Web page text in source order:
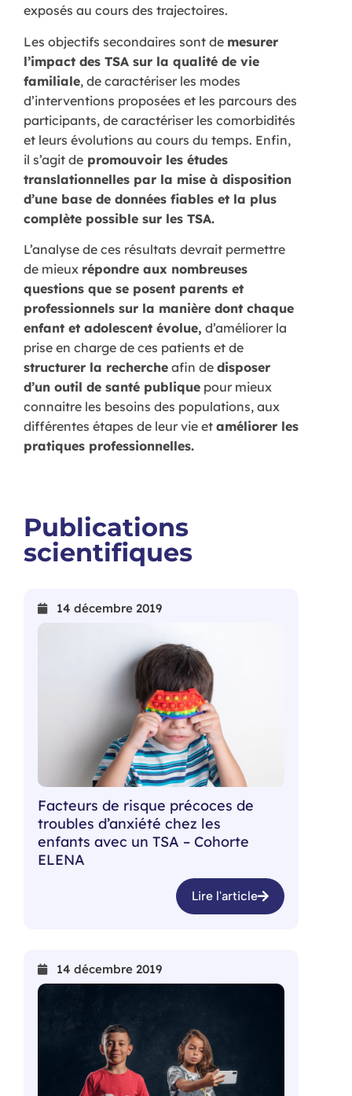
exposés au cours des trajectoires.
Les objectifs secondaires sont de mesurer
l’impact des TSA sur la qualité de vie
familiale, de caractériser les modes
d’interventions proposées et les parcours des
participants, de caractériser les comorbidités
et leurs évolutions au cours du temps. Enfin,
il s’agit de promouvoir les études
translationnelles par la mise à disposition
d’une base de données fiables et la plus
complète possible sur les TSA.
L’analyse de ces résultats devrait permettre
de mieux répondre aux nombreuses
questions que se posent parents et
professionnels sur la manière dont chaque
enfant et adolescent évolue, d’améliorer la
prise en charge de ces patients et de
structurer la recherche afin de disposer
d’un outil de santé publique pour mieux
connaitre les besoins des populations, aux
différentes étapes de leur vie et améliorer les
pratiques professionnelles.
Publications
scientifiques
14 décembre 2019
Facteurs de risque précoces de
troubles d’anxiété chez les
enfants avec un TSA – Cohorte
ELENA
Lire l'article
14 décembre 2019